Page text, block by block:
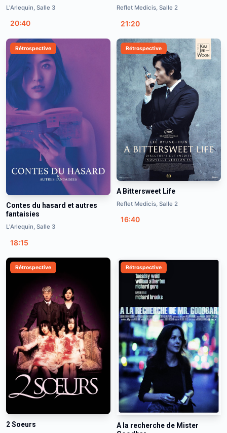
L'Arlequin, Salle 3
20:40
Reflet Medicis, Salle 2
21:20
Rétrospective
Contes du hasard et autres
fantaisies
L'Arlequin, Salle 3
18:15
Rétrospective
A Bittersweet Life
Reflet Medicis, Salle 2
16:40
Rétrospective
2 Soeurs
Rétrospective
A la recherche de Mister